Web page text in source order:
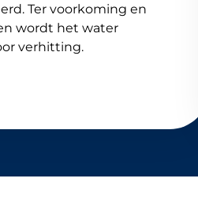
Ter voorkoming en
wordt het water
verhitting.